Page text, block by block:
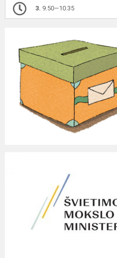
3. 9.50—10.35